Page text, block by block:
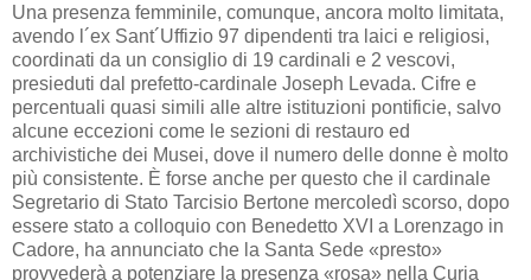
Una presenza femminile, comunque, ancora molto limitata,
avendo l´ex Sant´Uffizio 97 dipendenti tra laici e religiosi,
coordinati da un consiglio di 19 cardinali e 2 vescovi,
presieduti dal prefetto-cardinale Joseph Levada. Cifre e
percentuali quasi simili alle altre istituzioni pontificie, salvo
alcune eccezioni come le sezioni di restauro ed
archivistiche dei Musei, dove il numero delle donne è molto
più consistente. È forse anche per questo che il cardinale
Segretario di Stato Tarcisio Bertone mercoledì scorso, dopo
essere stato a colloquio con Benedetto XVI a Lorenzago in
Cadore, ha annunciato che la Santa Sede «presto»
provvederà a potenziare la presenza «rosa» nella Curia